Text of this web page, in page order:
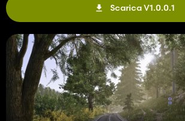
Scarica V1.0.0.1